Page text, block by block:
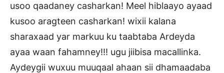
usoo qaadaney casharkan! Meel hiblaayo ayaad
kusoo aragteen casharkan! wixii kalana
sharaxaad yar markuu ku taabtaba Ardeyda
ayaa waan fahamney!!! ugu jiibisa macallinka.
Aydeygii wuxuu muuqaal ahaan sii dhamaadaba